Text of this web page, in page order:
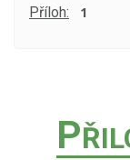
Příloh: 1
P